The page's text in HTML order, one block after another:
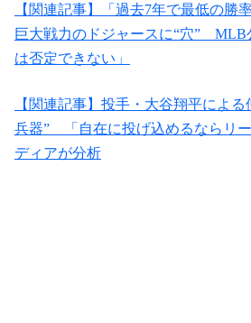
【関連記事】「過去7年で最低の勝
巨大戦力のドジャースに“穴” MLB
は否定できない」
【関連記事】投手・大谷翔平によ
兵器” 「自在に投げ込めるならリ
ディアが分析